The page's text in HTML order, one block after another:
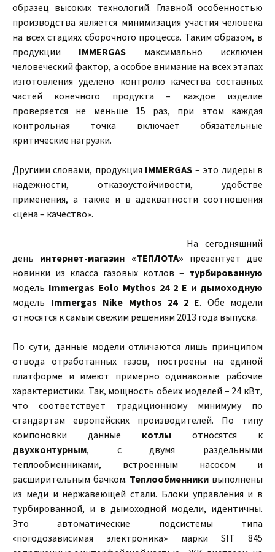
образец высоких технологий. Главной особенностью
производства является минимизация участия человека
на всех стадиях сборочного процесса. Таким образом, в
продукции IMMERGAS максимально исключен
человеческий фактор, а особое внимание на всех этапах
изготовления уделено контролю качества составных
частей конечного продукта – каждое изделие
проверяется не меньше 15 раз, при этом каждая
контрольная точка включает обязательные
критические нагрузки.
Другими словами, продукция IMMERGAS – это лидеры в
надежности, отказоустойчивости, удобстве
применения, а также и в адекватности соотношения
«цена – качество».
На сегодняшний
день интернет-магазин «ТЕПЛОТА» презентует две
новинки из класса газовых котлов – турбированную
модель Immergas Eolo Mythos 24 2 E и дымоходную
модель Immergas Nike Mythos 24 2 E. Обе модели
относятся к самым свежим решениям 2013 года выпуска.
По сути, данные модели отличаются лишь принципом
отвода отработанных газов, построены на единой
платформе и имеют примерно одинаковые рабочие
характеристики. Так, мощность обеих моделей – 24 кВт,
что соответствует традиционному минимуму по
стандартам европейских производителей. По типу
компоновки данные котлы относятся к
двухконтурным, с двумя раздельными
теплообменниками, встроенным насосом и
расширительным бачком. Теплообменники выполнены
из меди и нержавеющей стали. Блоки управления и в
турбированной, и в дымоходной модели, идентичны.
Это автоматические подсистемы типа
«погодозависимая электроника» марки SIT 845